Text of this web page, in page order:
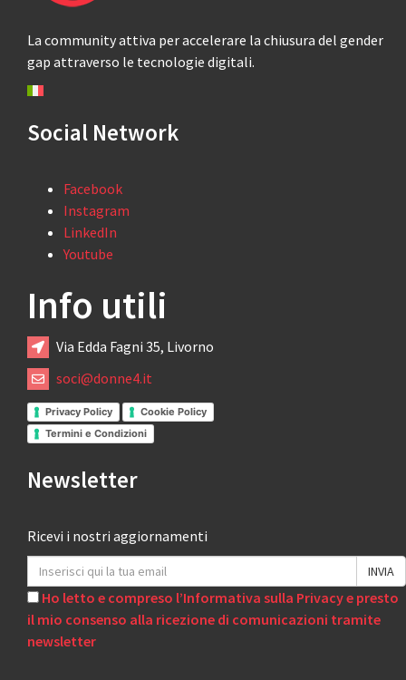
La community attiva per accelerare la chiusura del gender
gap attraverso le tecnologie digitali.
Social Network
Facebook
Instagram
LinkedIn
Youtube
Info utili
Via Edda Fagni 35, Livorno
soci@donne4.it
Privacy Policy
Cookie Policy
Termini e Condizioni
Newsletter
Ricevi i nostri aggiornamenti
Ho letto e compreso l’Informativa sulla Privacy e presto
il mio consenso alla ricezione di comunicazioni tramite
newsletter